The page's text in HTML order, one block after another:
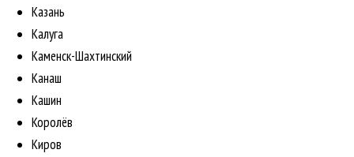
Казань
Калуга
Каменск-Шахтинский
Канаш
Кашин
Королёв
Киров